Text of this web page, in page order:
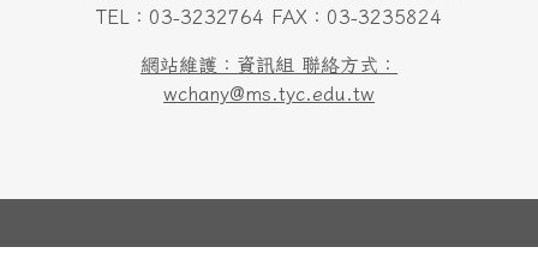
TEL：03-3232764 FAX：03-3235824
網站維護：資訊組 聯絡方式：
wchany@ms.tyc.edu.tw